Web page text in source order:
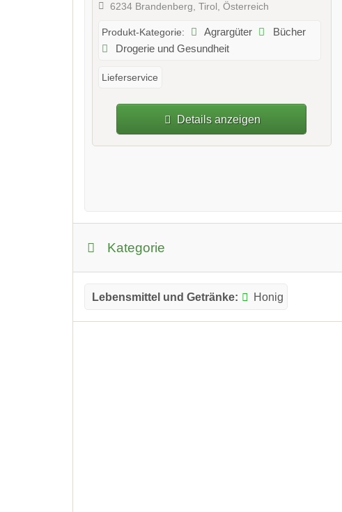
6234 Brandenberg, Tirol, Österreich
Produkt-Kategorie: Agrargüter
Bücher
Drogerie und Gesundheit
Lieferservice
Details anzeigen
Kategorie
Lebensmittel und Getränke: Honig